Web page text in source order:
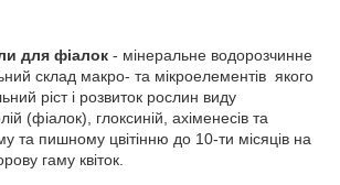
для фіалок - мінеральне водорозчинне
склад макро- та мікроелементів якого
ріст і розвиток рослин виду
(фіалок), глоксиній, ахіменесів та
та пишному цвітінню до 10-ти місяців на
гаму квіток.